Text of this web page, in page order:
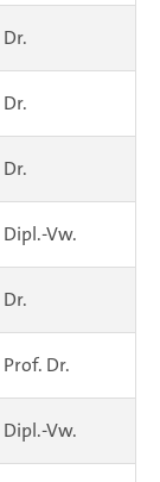
Dr.
Dr.
Dr.
Dipl.-Vw.
Dr.
Prof. Dr.
Dipl.-Vw.